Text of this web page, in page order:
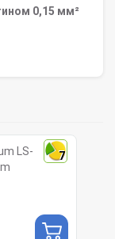
0,15 мм²
7
LS-